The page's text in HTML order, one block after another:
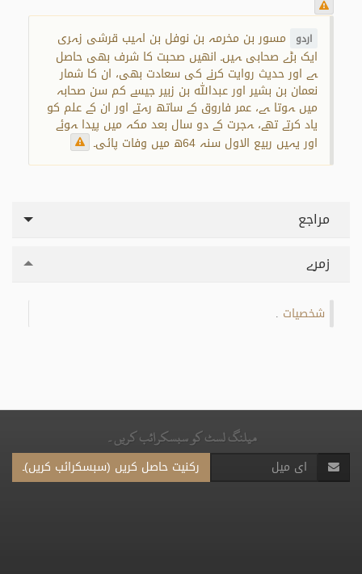
اردو
مسور بن مخرمہ بن نوفل بن اہیب قرشی زہری
ایک بڑے صحابی ہیں۔ انھیں صحبت کا شرف بھی حاصل
ہے اور حدیث روایت کرنے کی سعادت بھی، ان کا شمار
نعمان بن بشیر اور عبداللہ بن زبیر جیسے کم سن صحابہ
میں ہوتا ہے، عمر فاروق کے ساتھ رہتے اور ان کے علم کو
یاد کرتے تھے، ہجرت کے دو سال بعد مکہ میں پیدا ہوئے
اور یہیں ربیع الاول سنہ 64ھ میں وفات پائی۔
مراجع
زمرے
شخصیات
میلنگ لسٹ کو سبسکرائب کریں۔
رکنیت حاصل کریں (سبسکرائب کریں)۔